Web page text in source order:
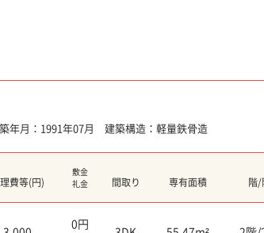
月：1991年07月 建築構造：軽量鉄骨造
費等(円)
敷金
礼金
間取り 専有面積 階/
0円